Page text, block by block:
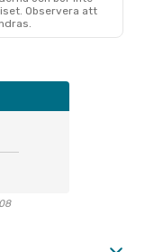
Observera att